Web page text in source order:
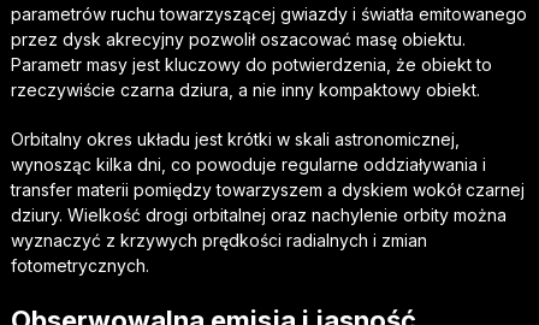
parametrów ruchu towarzyszącej gwiazdy i światła emitowanego
przez dysk akrecyjny pozwolił oszacować masę obiektu.
Parametr masy jest kluczowy do potwierdzenia, że obiekt to
rzeczywiście czarna dziura, a nie inny kompaktowy obiekt.
Orbitalny okres układu jest krótki w skali astronomicznej,
wynosząc kilka dni, co powoduje regularne oddziaływania i
transfer materii pomiędzy towarzyszem a dyskiem wokół czarnej
dziury. Wielkość drogi orbitalnej oraz nachylenie orbity można
wyznaczyć z krzywych prędkości radialnych i zmian
fotometrycznych.